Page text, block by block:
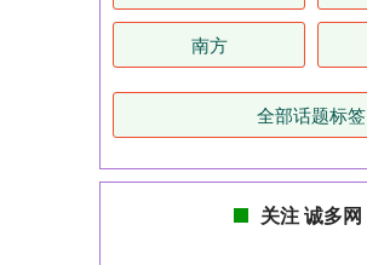
南方
全部话题标签
关注 诚多网